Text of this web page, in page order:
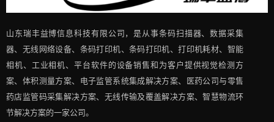
山东瑞丰益博信息科技有限公司，是从事条码扫描器、数据采集
器、无线网络设备、条码打印机、条码打印机、打印机耗材、智能
相机、工业相机、平台软件的设备销售和为客户提供视觉检测方
案、体积测量方案、电子监管系统集成解决方案、医药公司与零售
药店监管码采集解决方案、无线传输及覆盖解决方案、智慧物流环
节解决方案的一家公司。